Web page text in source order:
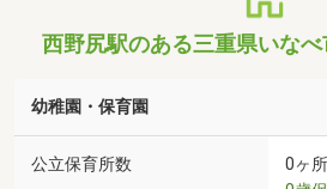
西野尻駅のある三重県いな
幼稚園・保育園
公立保育所数
0ヶ所